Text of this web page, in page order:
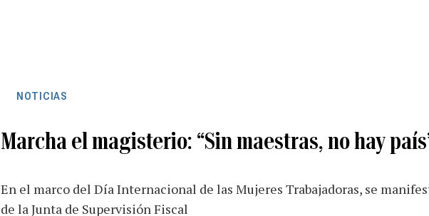
NOTICIAS
Marcha el magisterio: “Sin maestras, no hay
En el marco del Día Internacional de las Mujeres Trabajadoras, se
de la Junta de Supervisión Fiscal